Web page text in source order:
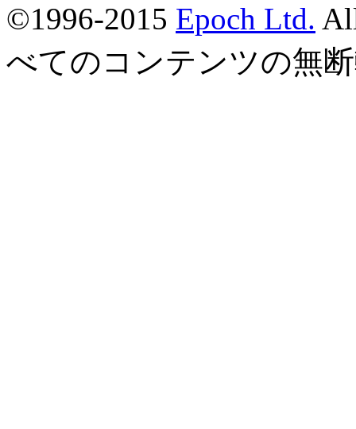
©1996-2015 Epoch Ltd.
べてのコンテンツの無